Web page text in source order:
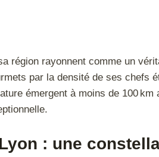
région rayonnent comme un
par la densité de ses chefs
émergent à moins de 100
: une